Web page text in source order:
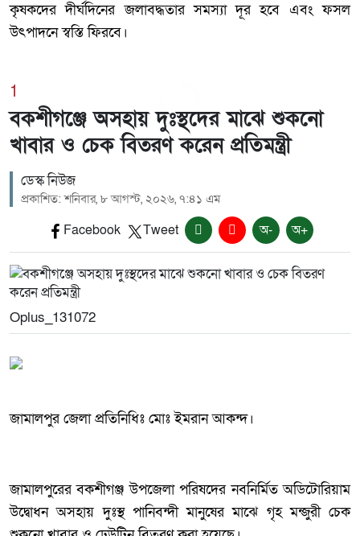
কৃষকদের দীর্ঘদিনের জলাবদ্ধতার সমস্যা দূর হবে এবং ফসল
উৎপাদনে স্বস্তি ফিরবে।
1
বকশীগঞ্জে অসহায় দুঃস্থদের মাঝে শুকনো
খাবার ও চেক বিতরণ করেন প্রতিমন্ত্রী
ডেস্ক নিউজ
প্রকাশিত: শনিবার, ৮ আগস্ট, ২০২৬, ৭:৪১ এম
Facebook Tweet অ- অ+
Oplus_131072
জামালপুর জেলা প্রতিনিধিঃ মোঃ ইমরান আকন্দ।
জামালপুরের বকশীগঞ্জ উপজেলা পরিষদের নবনির্মিত অডিটোরিয়াম
উদ্বোধন অসহায় দুঃস্থ পানিবন্দী মানুষের মাঝে গৃহ মন্জুরী চেক